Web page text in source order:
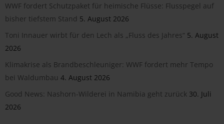
WWF fordert Schutzpaket für heimische Flüsse: Flusspegel auf
bisher tiefstem Stand 5. August 2026
Toni Innauer wirbt für den Lech als „Fluss des Jahres“ 5. August
2026
Klimakrise als Brandbeschleuniger: WWF fordert mehr Tempo
bei Waldumbau 4. August 2026
Good News: Nashorn-Wilderei in Namibia geht zurück 30. Juli
2026